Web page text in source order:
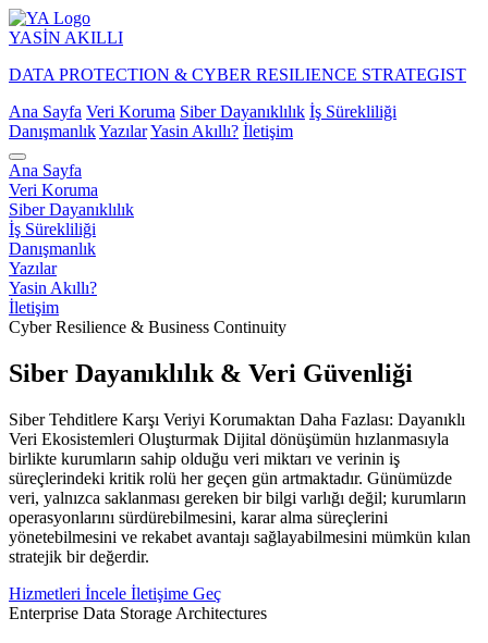
YASİN AKILLI
DATA PROTECTION & CYBER RESILIENCE STRATEGIST
Ana Sayfa Veri Koruma Siber Dayanıklılık İş Sürekliliği
DanışmanlıkYazılarYasin Akıllı? İletişim
Ana Sayfa
Veri Koruma
Siber Dayanıklılık
İş Sürekliliği
Danışmanlık
Yazılar
Yasin Akıllı?
İletişim
Cyber Resilience & Business Continuity
Siber Dayanıklılık & Veri Güvenliği
Siber Tehditlere Karşı Veriyi Korumaktan Daha Fazlası: Dayanıklı
Veri Ekosistemleri Oluşturmak Dijital dönüşümün hızlanmasıyla
birlikte kurumların sahip olduğu veri miktarı ve verinin iş
süreçlerindeki kritik rolü her geçen gün artmaktadır. Günümüzde
veri, yalnızca saklanması gereken bir bilgi varlığı değil; kurumların
operasyonlarını sürdürebilmesini, karar alma süreçlerini
yönetebilmesini ve rekabet avantajı sağlayabilmesini mümkün kılan
stratejik bir değerdir.
Hizmetleri İncele İletişime Geç
Enterprise Data Storage Architectures